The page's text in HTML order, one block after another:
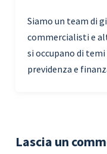
Siamo un team di
commercialisti e
si occupano di
previdenza e
Lascia un